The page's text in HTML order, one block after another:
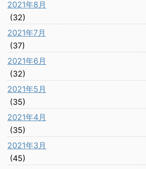
2021年8月
(32)
2021年7月
(37)
2021年6月
(32)
2021年5月
(35)
2021年4月
(35)
2021年3月
(45)